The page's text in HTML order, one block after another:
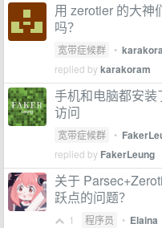
用 zerotier 的大神
吗？
宽带症候群 •
replied bykarakoram
手机和电脑都安
访问
宽带症候群 •
replied by FakerLeung
关于
跃点的问题？
1 程序员 • Elaina